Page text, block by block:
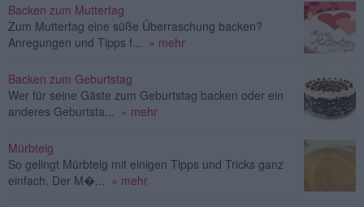
Backen zum Muttertag
Zum Muttertag eine süße Überraschung backen?
Anregungen und Tipps f...
» mehr
Backen zum Geburtstag
Wer für seine Gäste zum Geburtstag backen oder ein
anderes Geburtsta...
» mehr
Mürbteig
So gelingt Mürbteig mit einigen Tipps und Tricks ganz
einfach. Der M�...
» mehr